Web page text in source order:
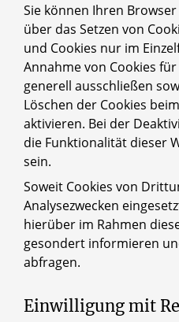
Sie können Ihren
über das Setzen von
und Cookies nur im
Annahme von Cookies
generell ausschließen
Löschen der Cookies
aktivieren. Bei der
die Funktionalität dieser
sein.
Soweit Cookies von
Analysezwecken
hierüber im Rahmen
gesondert informieren
abfragen.
Einwilligung mit